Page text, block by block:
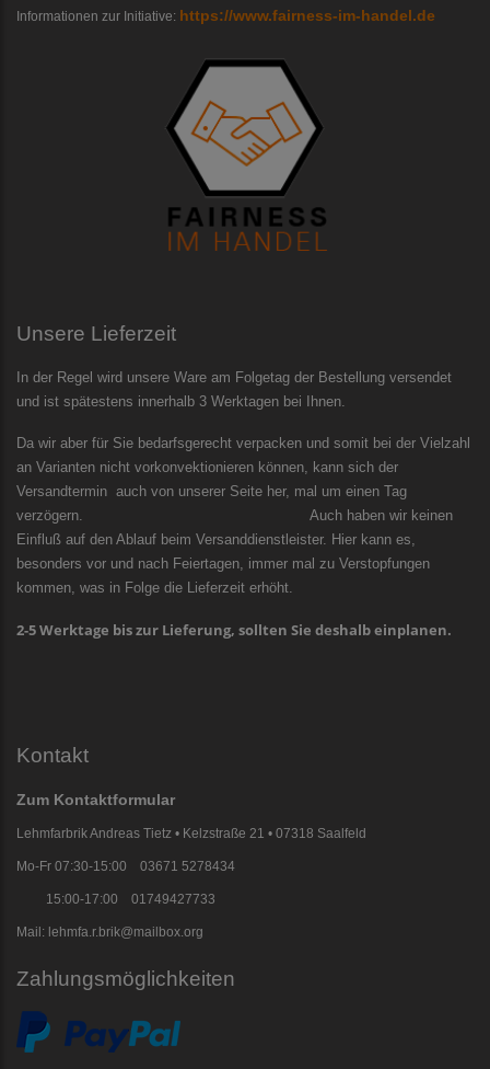
Informationen zur Initiative: https://www.fairness-im-handel.de
Unsere Lieferzeit
In der Regel wird unsere Ware am Folgetag der Bestellung versendet
und ist spätestens innerhalb 3 Werktagen bei Ihnen.
Da wir aber für Sie bedarfsgerecht verpacken und somit bei der Vielzahl
an Varianten nicht vorkonvektionieren können, kann sich der
Versandtermin auch von unserer Seite her, mal um einen Tag
verzögern. Auch haben wir keinen
Einfluß auf den Ablauf beim Versanddienstleister. Hier kann es,
besonders vor und nach Feiertagen, immer mal zu Verstopfungen
kommen, was in Folge die Lieferzeit erhöht.
2-5 Werktage bis zur Lieferung, sollten Sie deshalb einplanen.
Kontakt
Zum Kontaktformular
Lehmfarbrik Andreas Tietz • Kelzstraße 21 • 07318 Saalfeld
Mo-Fr 07:30-15:00 03671 5278434
15:00-17:00 01749427733
Mail: lehmfa.r.brik@mailbox.org
Zahlungsmöglichkeiten